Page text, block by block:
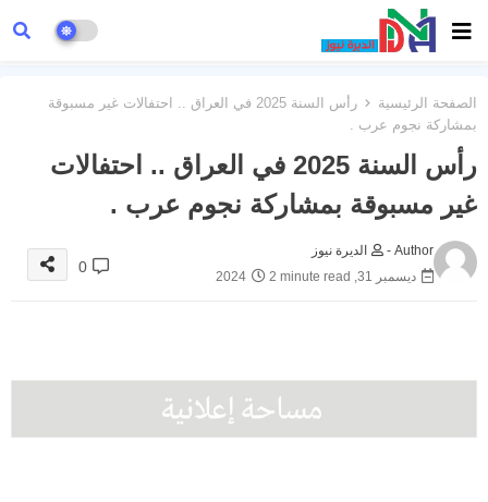
الصفحة الرئيسية
رأس السنة 2025 في العراق .. احتفالات غير مسبوقة
بمشاركة نجوم عرب .
رأس السنة 2025 في العراق .. احتفالات
غير مسبوقة بمشاركة نجوم عرب .
Author -
الديرة نيوز
ديسمبر 31, 2024
2 minute read
0